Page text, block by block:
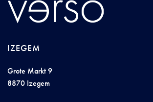
IZEGEM
Grote Markt 9
8870 Izegem